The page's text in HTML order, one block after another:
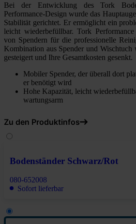
Bei der Entwicklung des Tork
Performance-Design wurde das
Stabilität gerichtet. Er ermöglicht ein
leicht wiederbefüllbar. Tork
von Spendern für die professionelle
Kombination aus Spender und
gesteigert und Ihre Gesamtkosten gesenkt.
Mobiler Spender, der überall dort
er benötigt wird
Hohe Kapazität, leicht
wartungsarm
Zu den Produktinfos
Bodenständer Schwarz/Rot
080-652008
Sofort lieferbar